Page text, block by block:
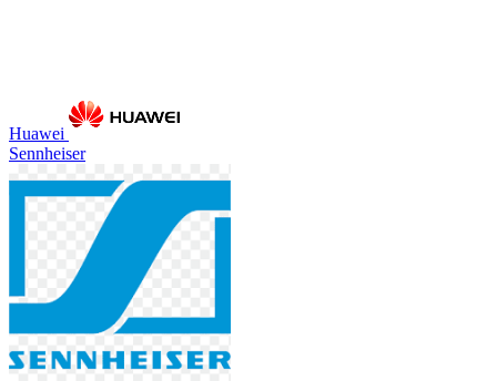
Huawei
Sennheiser